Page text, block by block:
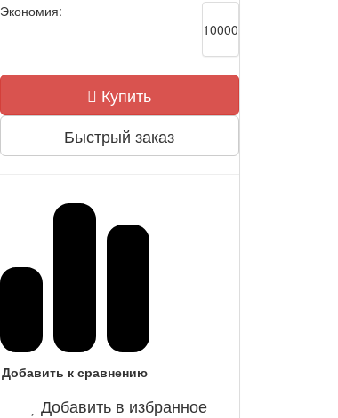
Экономия:
10000
Купить
Быстрый заказ
Добавить к сравнению
Добавить в избранное